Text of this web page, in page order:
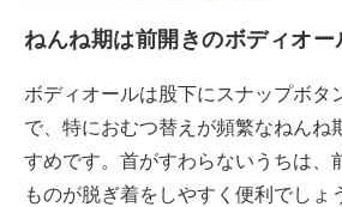
ねんね期は前開きのボディオー
ボディオールは股下にスナップボタ
で、特におむつ替えが頻繁なねんね
すめです。首がすわらないうちは、
ものが脱ぎ着をしやすく便利でしょ